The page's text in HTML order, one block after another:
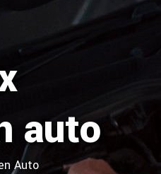
auto
Auto